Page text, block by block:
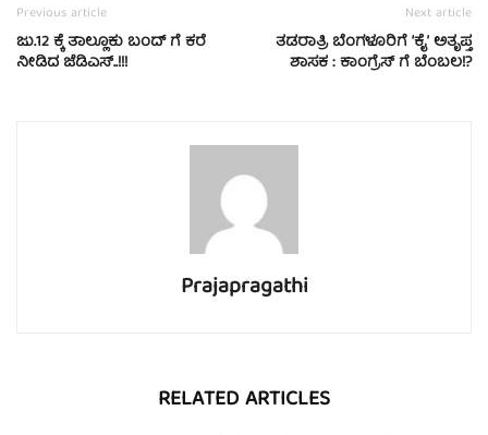
Previous article
ಜು.12 ಕ್ಕೆ ತಾಲ್ಲೂಕು ಬಂದ್ ಗೆ ಕರೆ
ನೀಡಿದ ಜೆಡಿಎಸ್..!!!
Next article
ತಡರಾತ್ರಿ ಬೆಂಗಳೂರಿಗೆ ‘ಕೈ’ ಅತೃಪ್ತ
ಶಾಸಕ : ಕಾಂಗ್ರೆಸ್ ಗೆ ಬೆಂಬಲ!?
Prajapragathi
RELATED ARTICLES